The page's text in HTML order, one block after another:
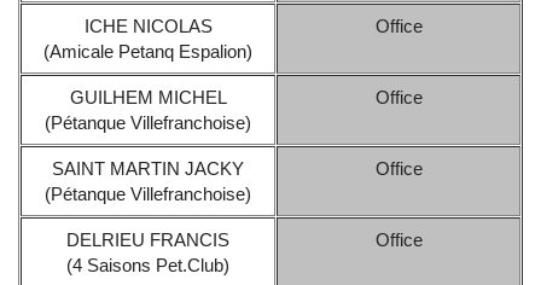
ICHE NICOLAS
(Amicale Petanq Espalion)
Office
GUILHEM MICHEL
(Pétanque Villefranchoise)
Office
SAINT MARTIN JACKY
(Pétanque Villefranchoise)
Office
DELRIEU FRANCIS
(4 Saisons Pet.Club)
Office